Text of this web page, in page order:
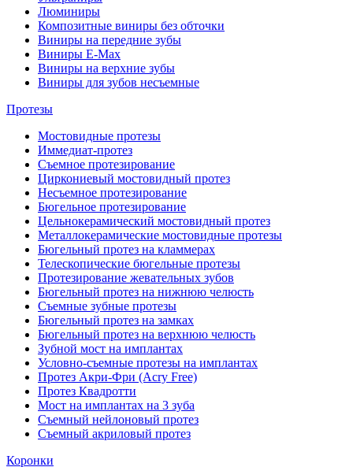
Люминиры
Композитные виниры без обточки
Виниры на передние зубы
Виниры E-Max
Виниры на верхние зубы
Виниры для зубов несъемные
Протезы
Мостовидные протезы
Иммедиат-протез
Съемное протезирование
Циркониевый мостовидный протез
Несъемное протезирование
Бюгельное протезирование
Цельнокерамический мостовидный протез
Металлокерамические мостовидные протезы
Бюгельный протез на кламмерах
Телескопические бюгельные протезы
Протезирование жевательных зубов
Бюгельный протез на нижнюю челюсть
Съемные зубные протезы
Бюгельный протез на замках
Бюгельный протез на верхнюю челюсть
Зубной мост на имплантах
Условно-съемные протезы на имплантах
Протез Акри-Фри (Acry Free)
Протез Квадротти
Мост на имплантах на 3 зуба
Съемный нейлоновый протез
Съемный акриловый протез
Коронки